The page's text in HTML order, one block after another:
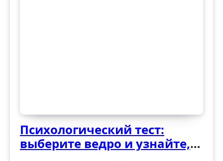
Психологический тест:
выберите ведро и узнайте,